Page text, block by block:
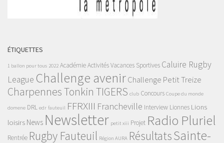
ÉTIQUETTES
1 ballon pour tous 2022 AcadémieActivités Vacances Sportives Caluire Rugby
League Challenge avenirChallenge Petit Treize
Charpennes Tonkin TIGERS club Concours Coupe du monde
domene DRL edr fauteuil FFRXIII Francheville Interview Lionnes Lions
loisirs News Newsletter petit xiii Projet Radio Pluriel
Rentrée Rugby Fauteuil Région AURA RésultatsSainte-